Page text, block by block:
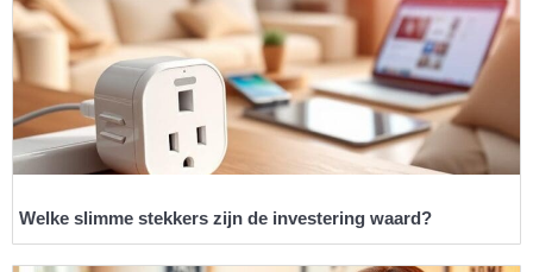
Welke slimme stekkers zijn de investering waard?